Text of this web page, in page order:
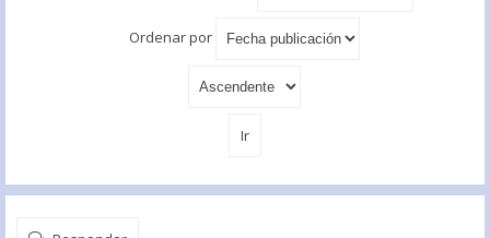
Ordenar por